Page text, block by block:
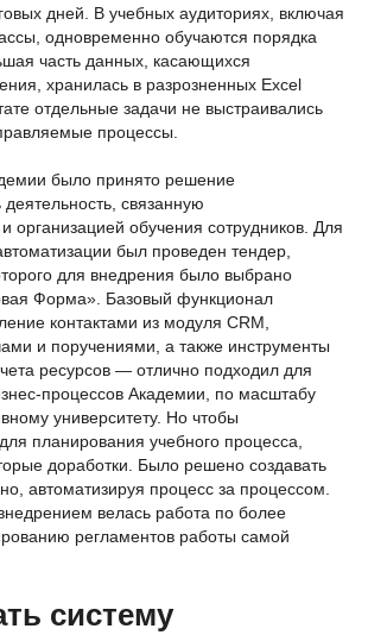
дней. В учебных аудиториях, включая
одновременно обучаются порядка
часть данных, касающихся
хранилась в разрозненных Excel
отдельные задачи не выстраивались
процессы.
было принято решение
деятельность, связанную
организацией обучения сотрудников. Для
был проведен тендер,
для внедрения было выбрано
Форма». Базовый функционал
контактами из модуля CRM,
и поручениями, а также инструменты
ресурсов — отлично подходил для
процессов Академии, по масштабу
университету. Но чтобы
планирования учебного процесса,
доработки. Было решено создавать
автоматизируя процесс за процессом.
велась работа по более
регламентов работы самой
систему